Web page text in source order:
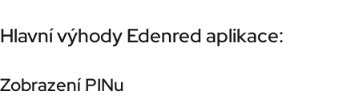
Hlavní výhody Edenred aplikace:
Zobrazení PINu